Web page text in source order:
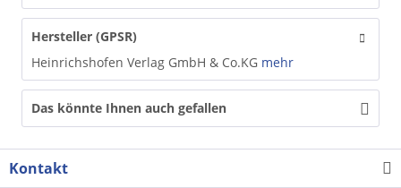
Hersteller (GPSR)
Heinrichshofen Verlag GmbH & Co.KG mehr
Das könnte Ihnen auch gefallen
Kontakt